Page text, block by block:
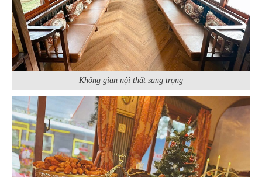
Không gian nội thất sang trọng